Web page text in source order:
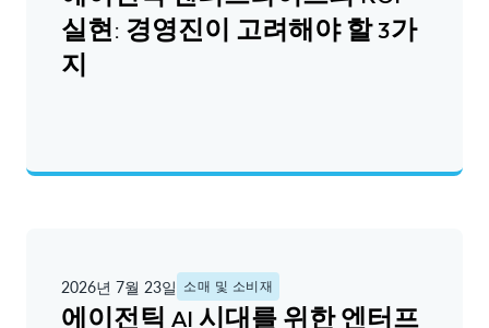
실현: 경영진이 고려해야 할 3가
지
2026년 7월 23일 소매 및 소비재
에이전틱 AI 시대를 위한 엔터프